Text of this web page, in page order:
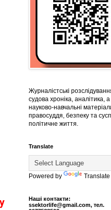
Журналістські
судова хроніка, аналітика,
науково-навчальні
правосуддя, безпеку та
політичне життя.
Translate
Powered by Translate
Наші контакти:
ssektorlife@gmail.com, тел.